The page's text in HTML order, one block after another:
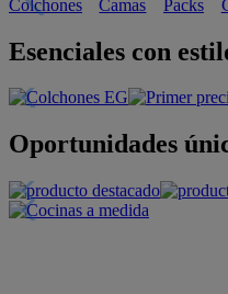
Esenciales con
Oportunidades